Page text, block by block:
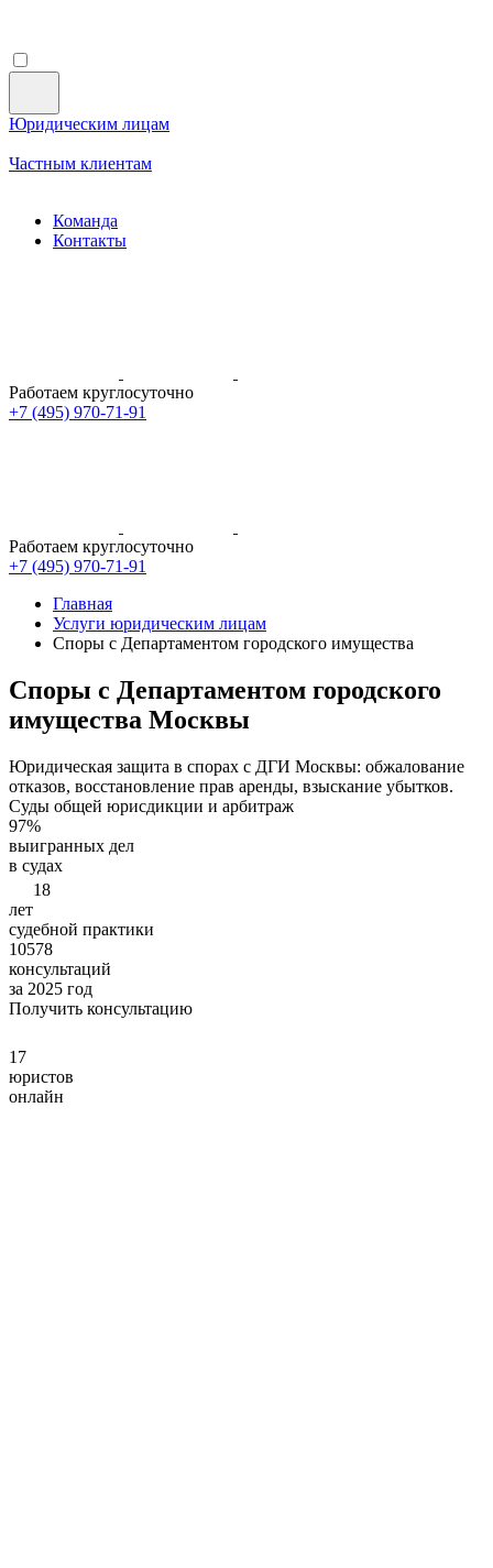
Юридическим лицам
Частным клиентам
Команда
Контакты
Работаем круглосуточно
+7 (495) 970-71-91
Работаем круглосуточно
+7 (495) 970-71-91
Главная
Услуги юридическим лицам
Споры с Департаментом городского имущества
Споры с Департаментом городского
имущества Москвы
Юридическая защита в спорах с ДГИ Москвы: обжалование
отказов, восстановление прав аренды, взыскание убытков.
Суды общей юрисдикции и арбитраж
97%
выигранных дел
в судах
18
лет
судебной практики
10578
консультаций
за 2025 год
Получить консультацию
17
юристов
онлайн